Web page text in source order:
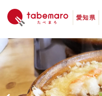
愛知県